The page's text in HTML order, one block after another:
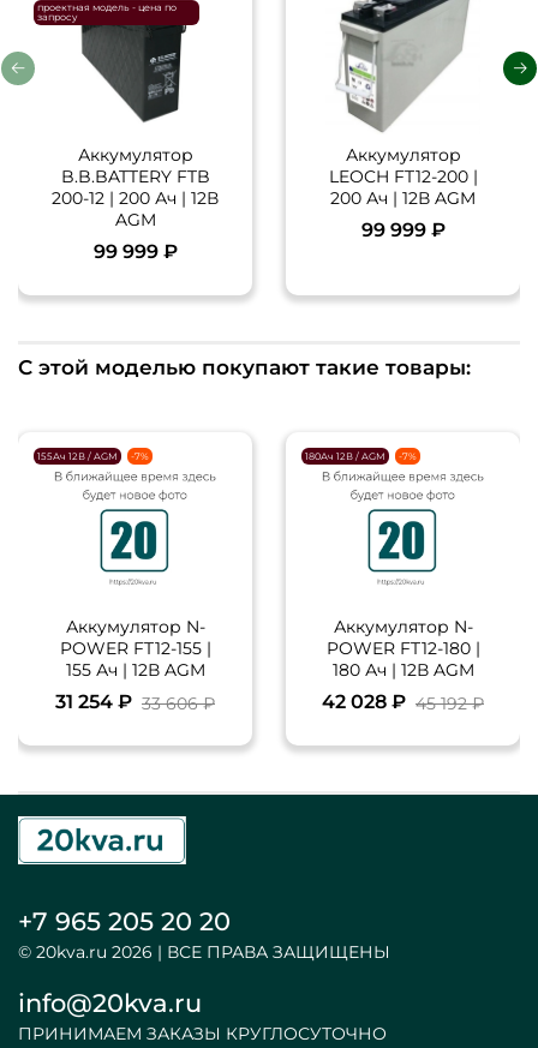
проектная модель - цена по
запросу
Аккумулятор
B.B.BATTERY FTB
200-12 | 200 Ач | 12В
AGM
99 999 ₽
Аккумулятор
LEOCH FT12-200 |
200 Ач | 12В AGM
99 999 ₽
С этой моделью покупают такие товары:
155Ач 12В / AGM -7%
Аккумулятор N-
POWER FT12-155 |
155 Ач | 12В AGM
31 254 ₽ 33 606 ₽
180Ач 12В / AGM -7%
Аккумулятор N-
POWER FT12-180 |
180 Ач | 12В AGM
42 028 ₽ 45 192 ₽
+7 965 205 20 20
© 20kva.ru 2026 | ВСЕ ПРАВА ЗАЩИЩЕНЫ
info@20kva.ru
ПРИНИМАЕМ ЗАКАЗЫ КРУГЛОСУТОЧНО